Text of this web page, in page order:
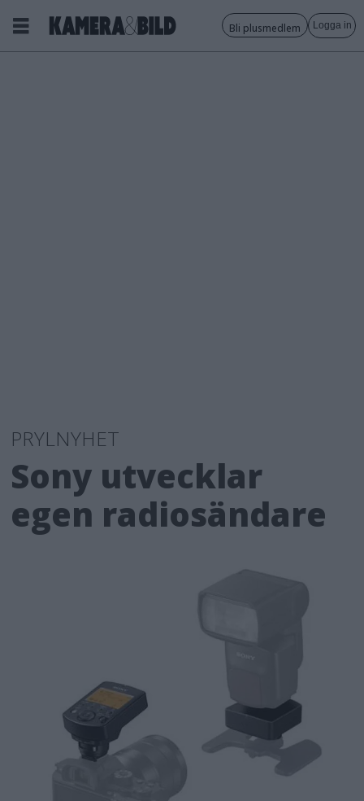
Bli plusmedlem Logga in
PRYLNYHET
Sony utvecklar
egen radiosändare